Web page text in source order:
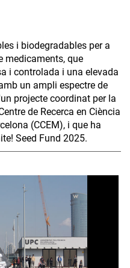
i biodegradables per a
medicaments, que
i controlada i una elevada
un ampli espectre de
projecte coordinat per la
de Recerca en Ciència
(CCEM), i que ha
Seed Fund 2025.